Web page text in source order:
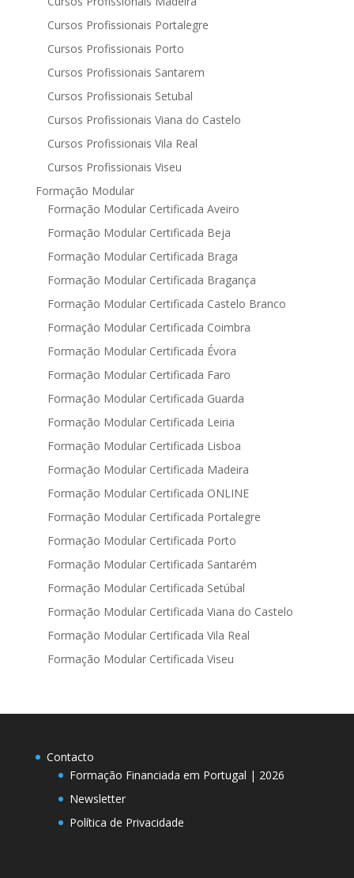
Cursos Profissionais Portalegre
Cursos Profissionais Porto
Cursos Profissionais Santarem
Cursos Profissionais Setubal
Cursos Profissionais Viana do Castelo
Cursos Profissionais Vila Real
Cursos Profissionais Viseu
Formação Modular
Formação Modular Certificada Aveiro
Formação Modular Certificada Beja
Formação Modular Certificada Braga
Formação Modular Certificada Bragança
Formação Modular Certificada Castelo Branco
Formação Modular Certificada Coimbra
Formação Modular Certificada Évora
Formação Modular Certificada Faro
Formação Modular Certificada Guarda
Formação Modular Certificada Leiria
Formação Modular Certificada Lisboa
Formação Modular Certificada Madeira
Formação Modular Certificada ONLINE
Formação Modular Certificada Portalegre
Formação Modular Certificada Porto
Formação Modular Certificada Santarém
Formação Modular Certificada Setúbal
Formação Modular Certificada Viana do Castelo
Formação Modular Certificada Vila Real
Formação Modular Certificada Viseu
Contacto
Formação Financiada em Portugal | 2026
Newsletter
Política de Privacidade